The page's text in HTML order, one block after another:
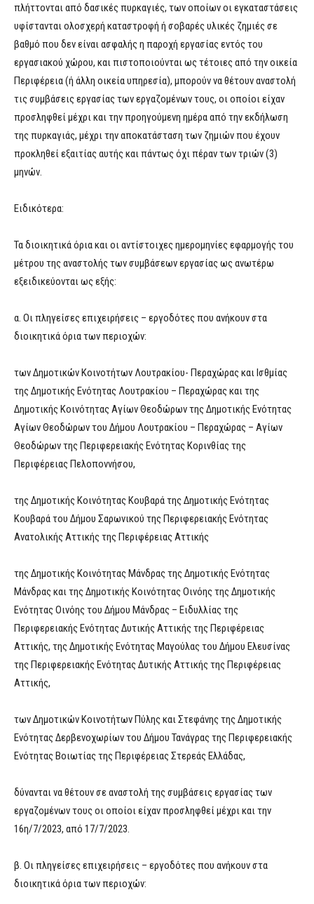
πλήττονται από δασικές πυρκαγιές, των οποίων οι εγκαταστάσεις
υφίστανται ολοσχερή καταστροφή ή σοβαρές υλικές ζημιές σε
βαθμό που δεν είναι ασφαλής η παροχή εργασίας εντός του
εργασιακού χώρου, και πιστοποιούνται ως τέτοιες από την οικεία
Περιφέρεια (ή άλλη οικεία υπηρεσία), μπορούν να θέτουν αναστολή
τις συμβάσεις εργασίας των εργαζομένων τους, οι οποίοι είχαν
προσληφθεί μέχρι και την προηγούμενη ημέρα από την εκδήλωση
της πυρκαγιάς, μέχρι την αποκατάσταση των ζημιών που έχουν
προκληθεί εξαιτίας αυτής και πάντως όχι πέραν των τριών (3)
μηνών.
Ειδικότερα:
Τα διοικητικά όρια και οι αντίστοιχες ημερομηνίες εφαρμογής του
μέτρου της αναστολής των συμβάσεων εργασίας ως ανωτέρω
εξειδικεύονται ως εξής:
α. Οι πληγείσες επιχειρήσεις – εργοδότες που ανήκουν στα
διοικητικά όρια των περιοχών:
των Δημοτικών Κοινοτήτων Λουτρακίου- Περαχώρας και Ισθμίας
της Δημοτικής Ενότητας Λουτρακίου – Περαχώρας και της
Δημοτικής Κοινότητας Αγίων Θεοδώρων της Δημοτικής Ενότητας
Αγίων Θεοδώρων του Δήμου Λουτρακίου – Περαχώρας – Αγίων
Θεοδώρων της Περιφερειακής Ενότητας Κορινθίας της
Περιφέρειας Πελοποννήσου,
της Δημοτικής Κοινότητας Κουβαρά της Δημοτικής Ενότητας
Κουβαρά του Δήμου Σαρωνικού της Περιφερειακής Ενότητας
Ανατολικής Αττικής της Περιφέρειας Αττικής
της Δημοτικής Κοινότητας Μάνδρας της Δημοτικής Ενότητας
Μάνδρας και της Δημοτικής Κοινότητας Οινόης της Δημοτικής
Ενότητας Οινόης του Δήμου Μάνδρας – Ειδυλλίας της
Περιφερειακής Ενότητας Δυτικής Αττικής της Περιφέρειας
Αττικής, της Δημοτικής Ενότητας Μαγούλας του Δήμου Ελευσίνας
της Περιφερειακής Ενότητας Δυτικής Αττικής της Περιφέρειας
Αττικής,
των Δημοτικών Κοινοτήτων Πύλης και Στεφάνης της Δημοτικής
Ενότητας Δερβενοχωρίων του Δήμου Τανάγρας της Περιφερειακής
Ενότητας Βοιωτίας της Περιφέρειας Στερεάς Ελλάδας,
δύνανται να θέτουν σε αναστολή της συμβάσεις εργασίας των
εργαζομένων τους οι οποίοι είχαν προσληφθεί μέχρι και την
16η/7/2023, από 17/7/2023.
β. Οι πληγείσες επιχειρήσεις – εργοδότες που ανήκουν στα
διοικητικά όρια των περιοχών: